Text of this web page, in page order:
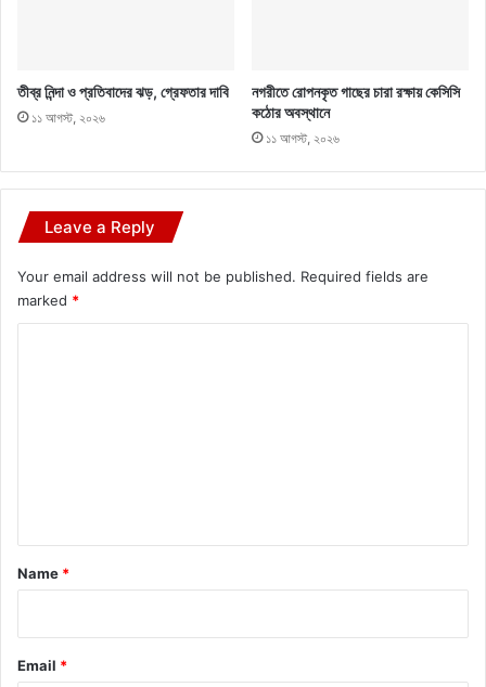
তীব্র নিন্দা ও প্রতিবাদের ঝড়, গ্রেফতার দাবি
১১ আগস্ট, ২০২৬
নগরীতে রোপনকৃত গাছের চারা রক্ষায় কেসিসি
কঠোর অবস্থানে
১১ আগস্ট, ২০২৬
Leave a Reply
Your email address will not be published. Required fields are
marked *
*
Name *
Email *